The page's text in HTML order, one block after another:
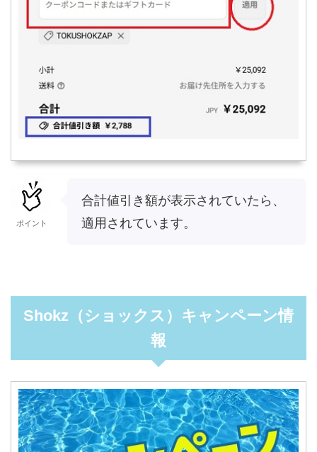
ポイント
合計値引き額が表示されていたら、
適用されています。
Shokz（ショックス）キャンペーン情
報